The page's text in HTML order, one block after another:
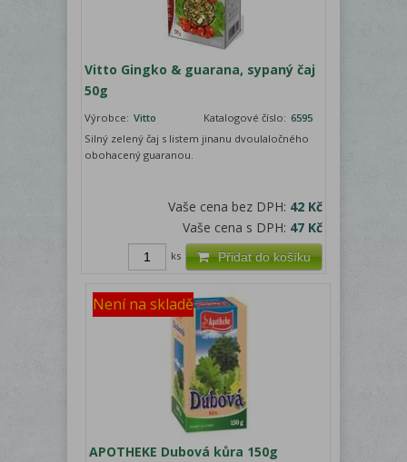
Vitto Gingko & guarana, sypaný čaj
50g
Výrobce: Vitto Katalogové číslo: 6595
Silný zelený čaj s listem jinanu dvoulaločného
obohacený guaranou.
Vaše cena bez DPH: 42 Kč
Vaše cena s DPH: 47 Kč
Přidat do košíku
ks
Není na skladě
APOTHEKE Dubová kůra 150g